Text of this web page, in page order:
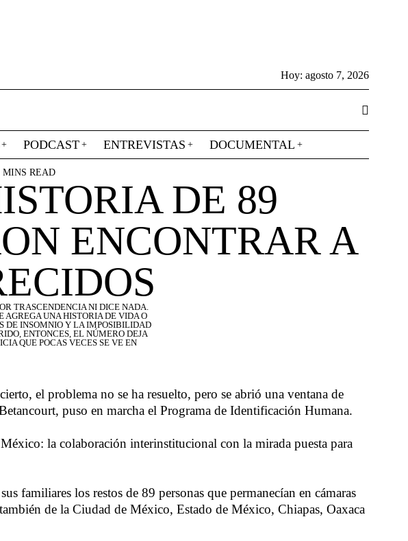
Hoy: agosto 7, 2026
PODCAST ENTREVISTAS DOCUMENTAL
MINS READ
DE 89
ENCONTRAR A
TRASCENDENCIA NI DICE NADA.
AGREGA UNA HISTORIA DE VIDA O
DE INSOMNIO Y LA IMPOSIBILIDAD
ENTONCES, EL NÚMERO DEJA
QUE POCAS VECES SE VE EN
el problema no se ha resuelto, pero se abrió una ventana de
puso en marcha el Programa de Identificación Humana.
la colaboración interinstitucional con la mirada puesta para
familiares los restos de 89 personas que permanecían en cámaras
de la Ciudad de México, Estado de México, Chiapas, Oaxaca